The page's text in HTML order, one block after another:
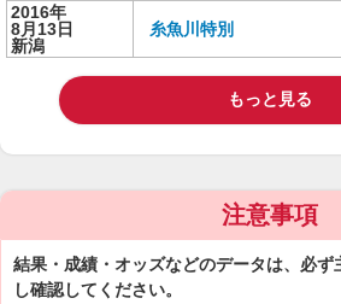
2016年
8月13日
新潟
糸魚川特別
もっと見る
注意事項
結果・成績・オッズなどのデータは、必
し確認してください。